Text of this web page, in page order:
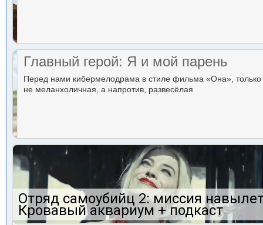
Главный герой: Я и мой парень
Перед нами кибермелодрама в стиле фильма «Она», только
не меланхоличная, а напротив, развесёлая
Отряд самоубийц 2: миссия
Кровавый аквариум + подкаст